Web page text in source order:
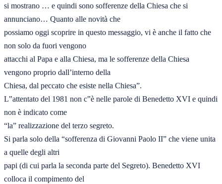
si mostrano … e quindi sono sofferenze della Chiesa che si
annunciano… Quanto alle novità che
possiamo oggi scoprire in questo messaggio, vi è anche il fatto che
non solo da fuori vengono
attacchi al Papa e alla Chiesa, ma le sofferenze della Chiesa
vengono proprio dall’interno della
Chiesa, dal peccato che esiste nella Chiesa”.
L‟attentato del 1981 non c‟è nelle parole di Benedetto XVI e quindi
non è indicato come
“la” realizzazione del terzo segreto.
Si parla solo della “sofferenza di Giovanni Paolo II” che viene unita
a quelle degli altri
papi (di cui parla la seconda parte del Segreto). Benedetto XVI
colloca il compimento del